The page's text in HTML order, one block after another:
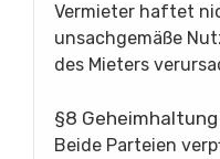
Vermieter haftet
unsachgemäße
des Mieters
§8 Geheimhaltung
Beide Parteien